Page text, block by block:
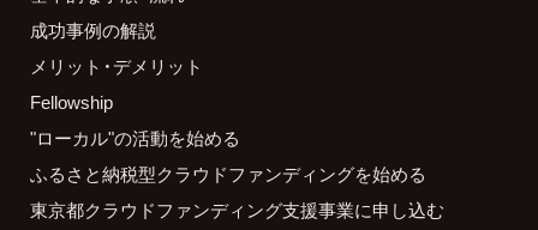
成功事例の解説
メリット・デメリット
Fellowship
"ローカル"の活動を始める
ふるさと納税型クラウドファンディングを始める
東京都クラウドファンディング支援事業に申し込む